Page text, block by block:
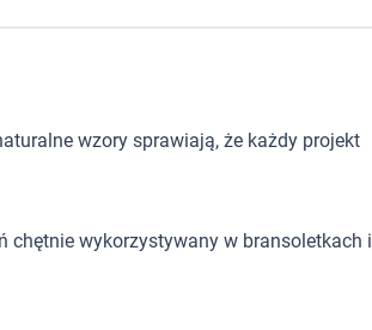
wzory sprawiają, że każdy projekt
chętnie wykorzystywany w bransoletkach i